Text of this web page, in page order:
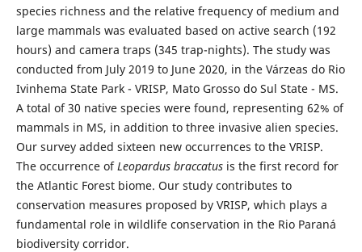
species richness and the relative frequency of medium and
large mammals was evaluated based on active search (192
hours) and camera traps (345 trap-nights). The study was
conducted from July 2019 to June 2020, in the Várzeas do Rio
Ivinhema State Park - VRISP, Mato Grosso do Sul State - MS.
A total of 30 native species were found, representing 62% of
mammals in MS, in addition to three invasive alien species.
Our survey added sixteen new occurrences to the VRISP.
The occurrence ofLeopardus braccatus is the first record for
the Atlantic Forest biome. Our study contributes to
conservation measures proposed by VRISP, which plays a
fundamental role in wildlife conservation in the Rio Paraná
biodiversity corridor.